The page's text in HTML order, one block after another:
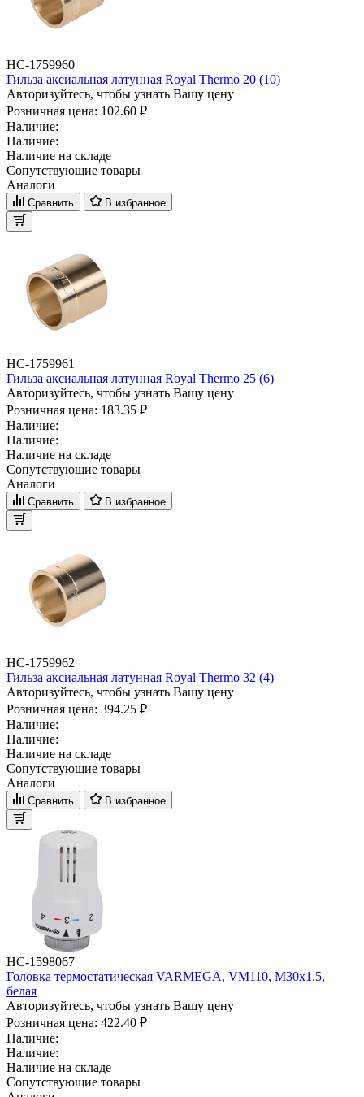
НС-1759960
Гильза аксиальная латунная Royal Thermo 20 (10)
Авторизуйтесь, чтобы узнать Вашу цену
Розничная цена: 102.60 ₽
Наличие:
Наличие:
Наличие на складе
Сопутствующие товары
Аналоги
Сравнить В избранное
НС-1759961
Гильза аксиальная латунная Royal Thermo 25 (6)
Авторизуйтесь, чтобы узнать Вашу цену
Розничная цена: 183.35 ₽
Наличие:
Наличие:
Наличие на складе
Сопутствующие товары
Аналоги
Сравнить В избранное
НС-1759962
Гильза аксиальная латунная Royal Thermo 32 (4)
Авторизуйтесь, чтобы узнать Вашу цену
Розничная цена: 394.25 ₽
Наличие:
Наличие:
Наличие на складе
Сопутствующие товары
Аналоги
Сравнить В избранное
НС-1598067
Головка термостатическая VARMEGA, VM110, M30х1.5,
белая
Авторизуйтесь, чтобы узнать Вашу цену
Розничная цена: 422.40 ₽
Наличие:
Наличие:
Наличие на складе
Сопутствующие товары